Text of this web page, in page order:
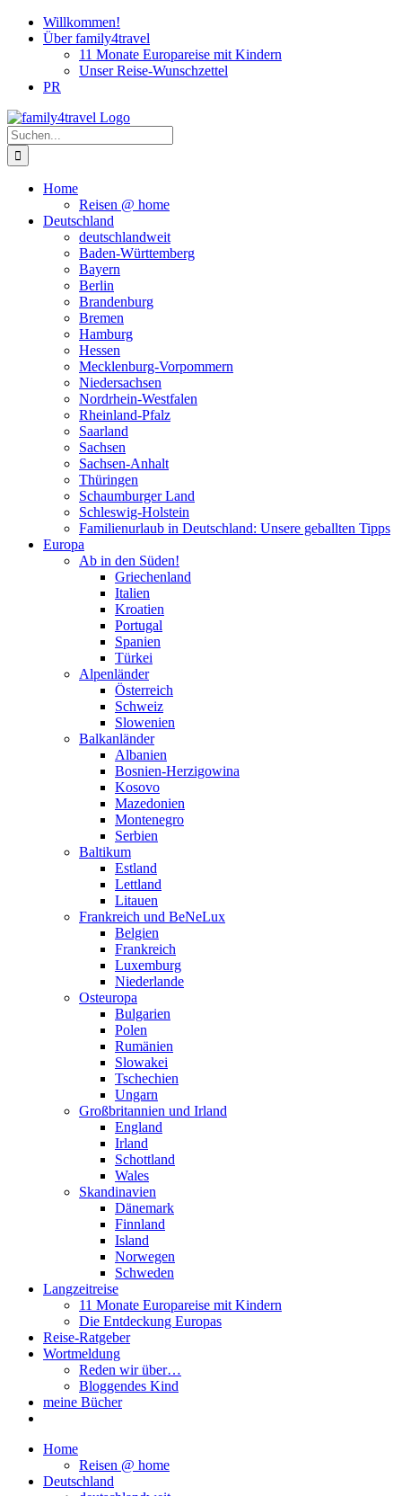
Zum
Inhalt
Willkommen!
Über family4travel
11 Monate Europareise mit Kindern
Unser Reise-Wunschzettel
PR
instagram
facebook
pinterest
Suche
nach:
Home
Reisen @ home
Deutschland
deutschlandweit
Baden-Württemberg
Bayern
Berlin
Brandenburg
Bremen
Hamburg
Hessen
Mecklenburg-Vorpommern
Niedersachsen
Nordrhein-Westfalen
Rheinland-Pfalz
Saarland
Sachsen
Sachsen-Anhalt
Thüringen
Schaumburger Land
Schleswig-Holstein
Familienurlaub in Deutschland: Unsere geballten Tipps
Europa
Ab in den Süden!
Griechenland
Italien
Kroatien
Portugal
Spanien
Türkei
Alpenländer
Österreich
Schweiz
Slowenien
Balkanländer
Albanien
Bosnien-Herzigowina
Kosovo
Mazedonien
Montenegro
Serbien
Baltikum
Estland
Lettland
Litauen
Frankreich und BeNeLux
Belgien
Frankreich
Luxemburg
Niederlande
Osteuropa
Bulgarien
Polen
Rumänien
Slowakei
Tschechien
Ungarn
Großbritannien und Irland
England
Irland
Schottland
Wales
Skandinavien
Dänemark
Finnland
Island
Norwegen
Schweden
Langzeitreise
11 Monate Europareise mit Kindern
Die Entdeckung Europas
Reise-Ratgeber
Wortmeldung
Reden wir über…
Bloggendes Kind
meine Bücher
Home
Reisen @ home
Deutschland